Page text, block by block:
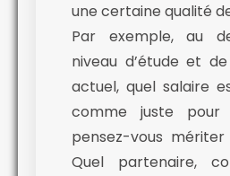
une certaine qualité
Par exemple, au
niveau d’étude et
actuel, quel salaire
comme juste
pensez-vous
Quel partenaire,